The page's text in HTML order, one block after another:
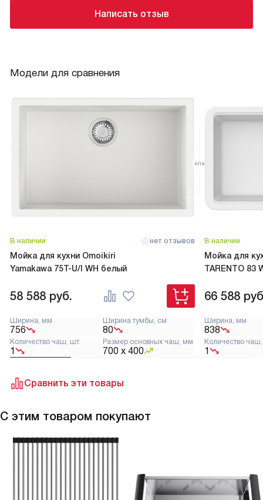
Написать отзыв
Модели для сравнения
Сравнить эти товары
В наличии нет отзывов
Мойка для кухни Omoikiri
Yamakawa 75T-U/I WH белый
58 588 руб.
Ширина, мм
756
Ширина тумбы, см
80
Количество чаш, шт.
1
Размер основных чаш, мм
700 х 400
В наличии
Мойка для
TARENTO 83
66 588
Ширина, мм
838
Количество
1
С этим товаром покупают